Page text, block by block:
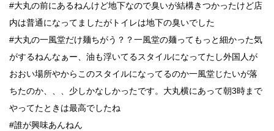
#大丸の前にあるねんけど地下なので臭いが結構きつかったけど店
内は普通になってましたがトイレは地下の臭いでした
#大丸の一風堂だけ麺ちがう？？一風堂の麺ってもっと細かった気
がするねんなぁー、油も浮いてるスタイルになってたし外国人が
おおい場所やからこのスタイルになってるのか一風堂じたいが落
ちたのか、、、少しかなしかったです。大丸横にあって朝3時まで
やってたときは最高でしたね
#誰が興味あんねん